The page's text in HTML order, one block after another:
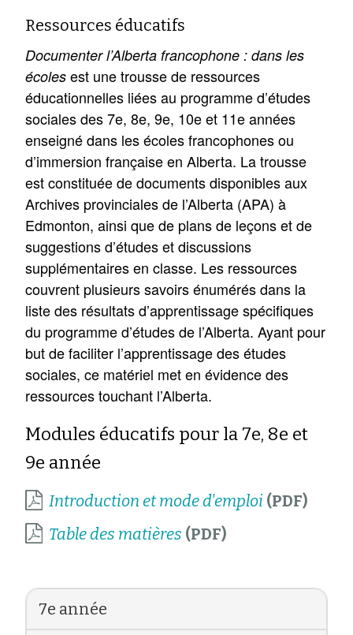
Ressources éducatifs
Documenter l’Alberta francophone : dans les
écoles est une trousse de ressources
éducationnelles liées au programme d’études
sociales des 7e, 8e, 9e, 10e et 11e années
enseigné dans les écoles francophones ou
d’immersion française en Alberta. La trousse
est constituée de documents disponibles aux
Archives provinciales de l’Alberta (APA) à
Edmonton, ainsi que de plans de leçons et de
suggestions d’études et discussions
supplémentaires en classe. Les ressources
couvrent plusieurs savoirs énumérés dans la
liste des résultats d’apprentissage spécifiques
du programme d’études de l’Alberta. Ayant pour
but de faciliter l’apprentissage des études
sociales, ce matériel met en évidence des
ressources touchant l’Alberta.
Modules éducatifs pour la 7e, 8e et
9e année
Introduction et mode d'emploi
Table des matières
7e année